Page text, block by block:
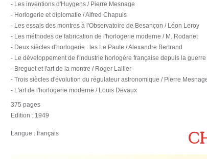
- Les inventions d'Huygens / Pierre Mesnage
- Horlogerie et diplomatie / Alfred Chapuis
- Les essais des montres à l'Observatoire de Besançon / Léon Leroy
- Les méthodes de fabrication de l'horlogerie moderne / M. Rodanet
- Deux siècles d'horlogerie : les Le Paute / Alexandre Bertrand
- Le développement de l'industrie horlogère française depuis la guerre
- Breguet et l'art de la montre / Roger Lallier
- Trois siècles d'évolution du régulateur astronomique / Pierre
- L'art de l'horlogerie moderne / Louis Devaux
375 pages
Edition : 1949
Langue : français